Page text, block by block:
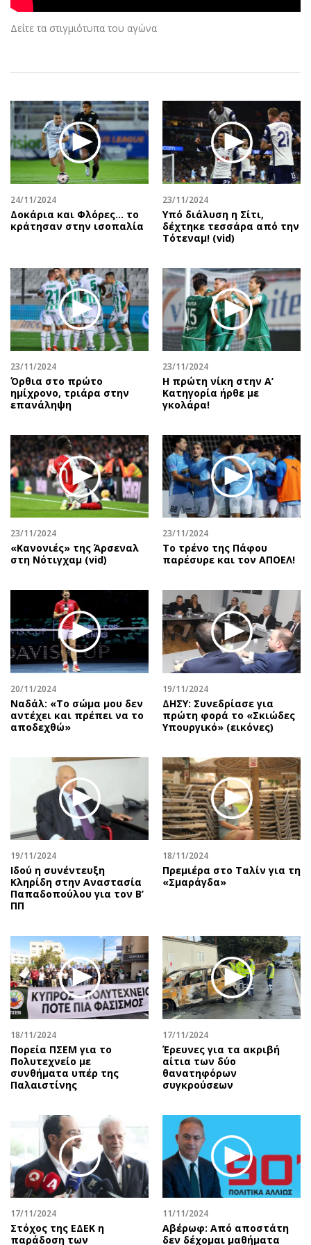
Αθλητισμός
Κύπρος
Διεθνή
Οικονομική
Οικονομία
Real Estate
Επιχειρήσεις
Αγορές
Money Review
AstroBank Properties
Ενέργεια
Ναυτιλία
Περιβάλλον
Ελλάδα
Κόσμος
Παράξενα
Πολιτισμός
Θέατρο-Χορός
Μουσική
Εικαστικά
Βιβλίο
Χειρόγραφα
Geek
Social
Αφιερώματα
Πολιτική
Οικονομία
Γενικά
Αναδρομές
Πρόσωπα
Περιβάλλον
Γυναίκα
Showbiz
Ταξίδια
Συνταγές
Έξοδος
Media
Εκπομπές
Podcasts
Uncut
Προσφορές
Προσωπικότητες στην ''Κ''
Επιστολές
Δείτε τα στιγμιότυπα του αγώνα
24/11/2024
Δοκάρια και Φλόρες… το
κράτησαν στην ισοπαλία
23/11/2024
Υπό διάλυση η Σίτι,
δέχτηκε τεσσάρα από την
Τότεναμ! (vid)
23/11/2024
Όρθια στο πρώτο
ημίχρονο, τριάρα στην
επανάληψη
23/11/2024
Η πρώτη νίκη στην Α’
Κατηγορία ήρθε με
γκολάρα!
23/11/2024
«Κανονιές» της Άρσεναλ
στη Νότιγχαμ (vid)
23/11/2024
Το τρένο της Πάφου
παρέσυρε και τον ΑΠΟΕΛ!
20/11/2024
Ναδάλ: «Το σώμα μου δεν
αντέχει και πρέπει να το
αποδεχθώ»
19/11/2024
ΔΗΣΥ: Συνεδρίασε για
πρώτη φορά το «Σκιώδες
Υπουργικό» (εικόνες)
19/11/2024
Ιδού η συνέντευξη
Κληρίδη στην Αναστασία
Παπαδοπούλου για τον Β’
ΠΠ
18/11/2024
Πρεμιέρα στο Ταλίν για τη
«Σμαράγδα»
18/11/2024
Πορεία ΠΣΕΜ για το
Πολυτεχνείο με
συνθήματα υπέρ της
Παλαιστίνης
17/11/2024
Έρευνες για τα ακριβή
αίτια των δύο
θανατηφόρων
συγκρούσεων
17/11/2024
Στόχος της ΕΔΕΚ η
παράδοση των
11/11/2024
Αβέρωφ: Από αποστάτη
δεν δέχομαι μαθήματα